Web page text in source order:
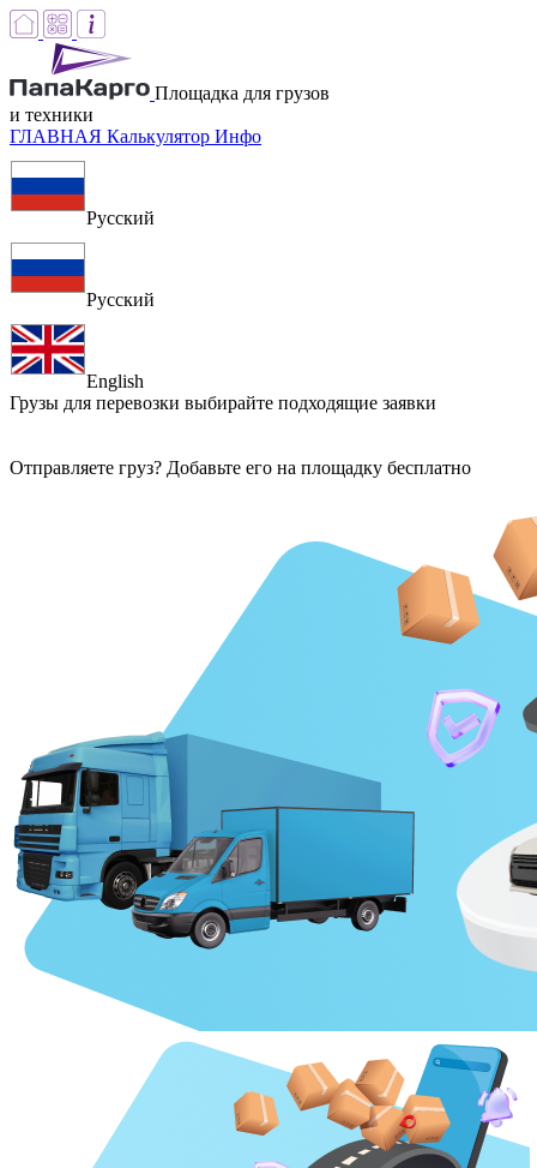
Площадка для грузов
и техники
ГЛАВНАЯ Калькулятор Инфо
Русский
Русский
English
Грузы для перевозки выбирайте подходящие заявки
Отправляете груз? Добавьте его на площадку бесплатно